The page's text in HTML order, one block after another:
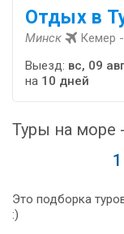
Отдых в
Минск Кемер
Выезд: вс, 09
на 10 дней
Туры на море
1
Это подборка
:)